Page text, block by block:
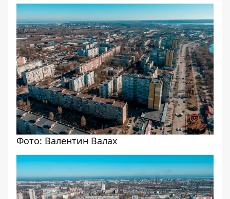
Фото: Валентин Валах